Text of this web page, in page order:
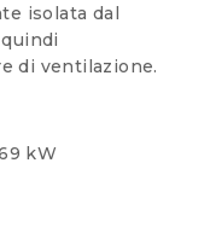
isolata dal
di ventilazione.
kW